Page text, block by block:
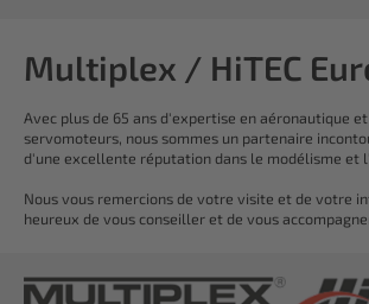
Multiplex / HiTEC
Avec plus de 65 ans d'expertise en aéronautique
servomoteurs, nous sommes un partenaire
d'une excellente réputation dans le modélisme et
Nous vous remercions de votre visite et de votre
heureux de vous conseiller et de vous